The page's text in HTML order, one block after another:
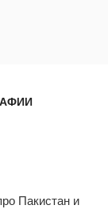
Пакистан и